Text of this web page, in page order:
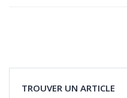
TROUVER UN ARTICLE